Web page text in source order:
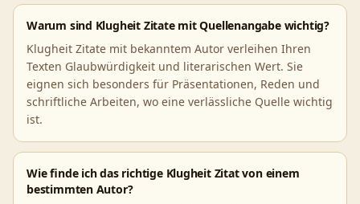
Warum sind Klugheit Zitate mit Quellenangabe wichtig?
Klugheit Zitate mit bekanntem Autor verleihen Ihren
Texten Glaubwürdigkeit und literarischen Wert. Sie
eignen sich besonders für Präsentationen, Reden und
schriftliche Arbeiten, wo eine verlässliche Quelle wichtig
ist.
Wie finde ich das richtige Klugheit Zitat von einem
bestimmten Autor?